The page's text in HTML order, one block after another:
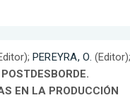
PEREYRA, O. (Editor);
EN LA PRODUCCIÓN